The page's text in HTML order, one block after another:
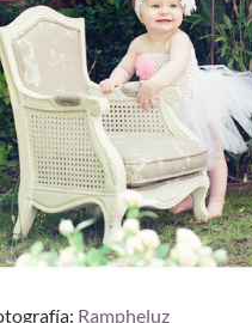
Rampheluz